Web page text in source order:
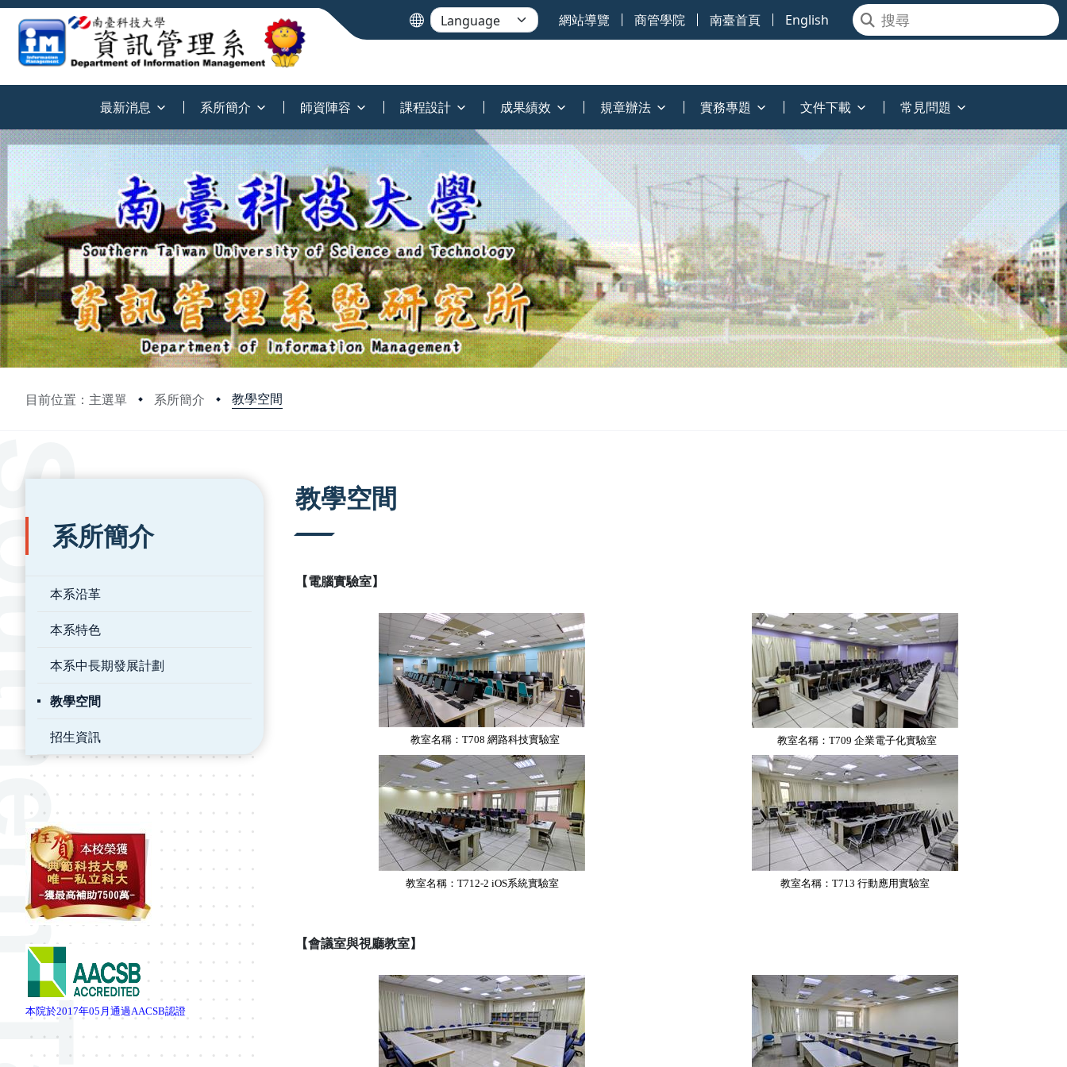
網站導覽 商管學院 南臺首頁 English
最新消息 系所簡介 師資陣容 課程設計 成果績效 規章辦法 實務專題 文件下載 常見問題
目前位置：主選單 系所簡介 教學空間
:::
系所簡介
本系沿革
本系特色
本系中長期發展計劃
教學空間
招生資訊
本院於2017年05 月通過AACSB認證
教學空間
【電腦實驗室】
教室名稱：T708 網路科技實驗室 教室名稱：T709 企業電子化實驗室
教室名稱：T712-2 iOS系統實驗室 教室名稱：T713 行動應用實驗室
【會議室與視廳教室】